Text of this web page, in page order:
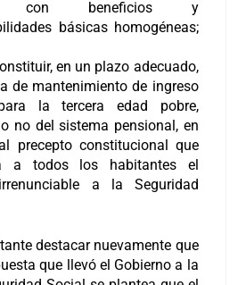
con beneficios y
básicas homogéneas;
en un plazo adecuado,
de mantenimiento de ingreso
la tercera edad pobre,
no del sistema pensional, en
precepto constitucional que
a todos los habitantes el
a la Seguridad
destacar nuevamente que
que llevó el Gobierno a la